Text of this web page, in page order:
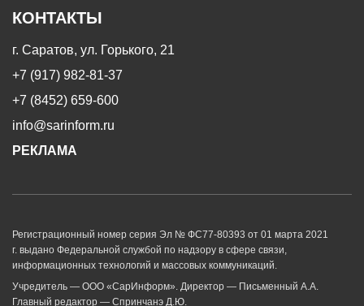
КОНТАКТЫ
г. Саратов, ул. Горького, 21
+7 (917) 982-81-37
+7 (8452) 659-600
info@sarinform.ru
РЕКЛАМА
Регистрационный номер серия Эл № ФС77-80393 от 01 марта 2021
г. выдано Федеральной службой по надзору в сфере связи,
информационных технологий и массовых коммуникаций.
Учредитель — ООО «СарИнформ». Директор — Письменный А.А.
Главный редактор — Спринчанэ Д.Ю.